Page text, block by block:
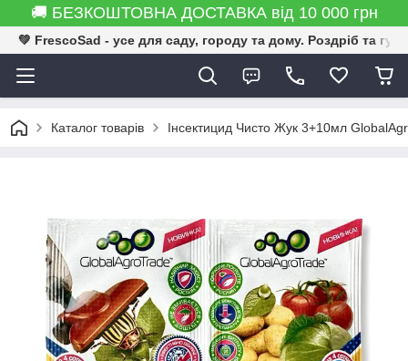
🚚 БЕЗКОШТОВНА ДОСТАВКА від 10 000 грн
💚 FrescoSad - усе для саду, городу та дому. Роздріб та
Каталог товарів Інсектицид Чисто Жук 3+10мл